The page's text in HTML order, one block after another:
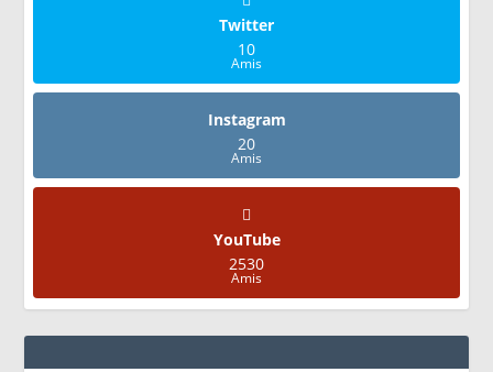
Twitter
10
Amis
Instagram
20
Amis
YouTube
2530
Amis